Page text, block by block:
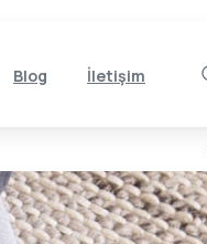
Blog İletişim